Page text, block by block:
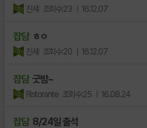
진섀 조회수:23 | 16.12.07
잡담 ㅎㅇ
진섀 조회수:20 | 16.12.07
잡담 굿밤~
Ristorante 조회수:25 | 16.08.24
잡담 8/24일 출석